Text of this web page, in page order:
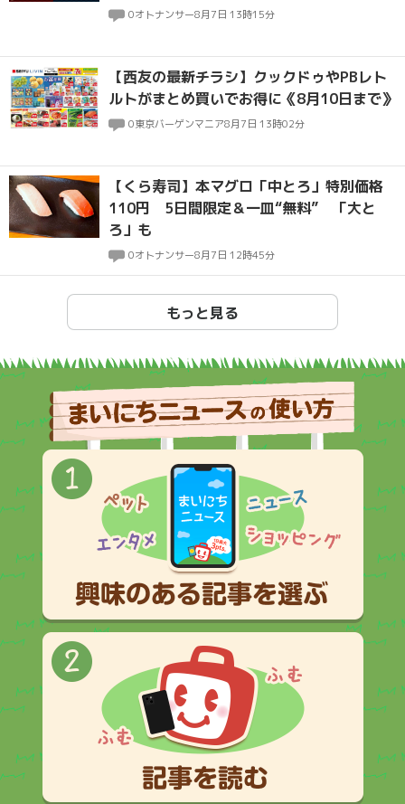
0オトナンサー8月7日 13時15分
【西友の最新チラシ】クックドゥやPBレト
ルトがまとめ買いでお得に《8月10日まで》
0東京バーゲンマニア8月7日 13時02分
【くら寿司】本マグロ「中とろ」特別価格
110円 5日間限定＆一皿“無料” 「大と
ろ」も
0オトナンサー8月7日 12時45分
もっと見る